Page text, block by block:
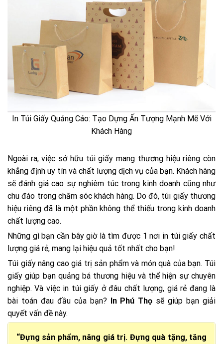
In Túi Giấy Quảng Cáo: Tạo Dựng Ấn Tượng Mạnh Mẽ Với
Khách Hàng
Ngoài ra, việc sở hữu túi giấy mang thương hiệu riêng còn
khẳng định uy tín và chất lượng dịch vụ của bạn. Khách hàng
sẽ đánh giá cao sự nghiêm túc trong kinh doanh cũng như
chu đáo trong chăm sóc khách hàng. Do đó, túi giấy thương
hiệu riêng đã là một phần không thể thiếu trong kinh doanh
chất lượng cao.
Những gì bạn cần bây giờ là tìm được 1 nơi in túi giấy chất
lượng giá rẻ, mang lại hiệu quả tốt nhất cho bạn!
Túi giấy nâng cao giá trị sản phẩm và món quà của bạn. Túi
giấy giúp bạn quảng bá thương hiệu và thể hiện sự chuyên
nghiệp. Và việc in túi giấy ở đâu chất lượng, giá rẻ đang là
bài toán đau đầu của bạn? In Phú Thọ sẽ giúp bạn giải
quyết vấn đề này.
“Đựng sản phẩm, nâng giá trị. Đựng quà tặng, tăng